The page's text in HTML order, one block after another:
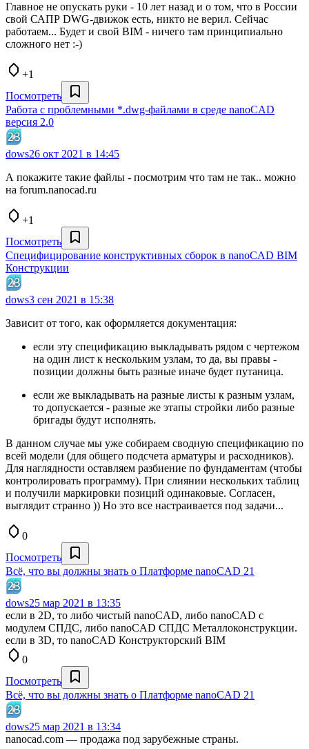
Главное не опускать руки - 10 лет назад и о том, что в России
свой САПР DWG-движок есть, никто не верил. Сейчас
работаем... Будет и свой BIM - ничего там принципиально
сложного нет :-)
+1
Посмотреть
Работа с проблемными *.dwg-файлами в среде nanoCAD
версия 2.0
dows26 окт 2021 в 14:45
А покажите такие файлы - посмотрим что там не так.. можно
на forum.nanocad.ru
+1
Посмотреть
Специфицирование конструктивных сборок в nanoCAD BIM
Конструкции
dows3 сен 2021 в 15:38
Зависит от того, как оформляется документация:
если эту спецификацию выкладывать рядом с чертежом
на один лист к нескольким узлам, то да, вы правы -
позиции должны быть разные иначе будет путаница.
если же выкладывать на разные листы к разным узлам,
то допускается - разные же этапы стройки либо разные
бригады будут исполнять.
В данном случае мы уже собираем сводную спецификацию по
всей модели (для общего подсчета арматуры и расходников).
Для наглядности оставляем разбиение по фундаментам (чтобы
контролировать программу). При слиянии нескольких таблиц
и получили маркировки позиций одинаковые. Согласен,
выглядит странно )) Но это все настраивается под задачи...
0
Посмотреть
Всё, что вы должны знать о Платформе nanoCAD 21
dows25 мар 2021 в 13:35
если в 2D, то либо чистый nanoCAD, либо nanoCAD с
модулем СПДС, либо nanoCAD СПДС Металлоконструкции.
если в 3D, то nanoCAD Конструкторский BIM
0
Посмотреть
Всё, что вы должны знать о Платформе nanoCAD 21
dows25 мар 2021 в 13:34
nanocad.com — продажа под зарубежные страны.